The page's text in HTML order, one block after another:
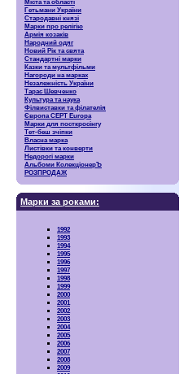
Міста та області
Гетьмани України
Стародавні князі
Марки про релігію
Армія козаків
Народний одяг
Новий Рік та свята
Стандартні марки
Казки та мультфільми
Нагороди на марках
Незалежність України
Тарас Шевченко
Культура та наука
Філвиставки та філателія
Європа CEPT Europa
Марки для посткросінгу
Тет-беш зчіпки
Власна марка
Листівки та конверти
Недорогі марки
Альбоми КолекціонерЪ
РОЗПРОДАЖ
Марки за роками:
1992
1993
1994
1995
1996
1997
1998
1999
2000
2001
2002
2003
2004
2005
2006
2007
2008
2009